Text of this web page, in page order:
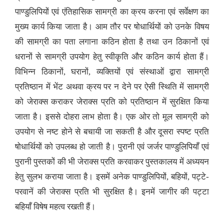
पाण्डुलिपियों एवं एंतिहासिक सामग्री का क्रय करना एवं सर्वेक्षण का
मुख्य कार्य किया जाता है। आम तौर पर षोधार्थियों को उनके विषय
की सामग्री का पता लगाना कठिन होता है तथा उन ठिकानों एवं
धरानों से सामग्री उपयोग हेतु स्वीकृति और कठिन कार्य होता हैं।
विभिन्न ठिकानों, घरानों, व्यक्तियों एवं संस्थाओं द्वारा सामग्री
प्रतिष्ठान में भेंट अथवा क्रय पर न देने पर ऐसी स्थिति में सामग्री
को जेराक्स कराकर जेराक्स प्रति को प्रतिष्ठान में सुरक्षित किया
जाता है। इससे दोहरा लाभ होता है। एक ओर तो मूल सामग्री को
उपयोग से नष्ट होने से बचायी जा सकती है और दूसरा स्पष्ट प्रति
षोधार्थियों को उपलब्ध हो जाती है। पुरानी एवं जर्जर पाण्डुलिपियाँ एवं
पुरानी पुस्तकों की भी जेराक्स प्रति करवाकर पुस्तकालय में अध्ययन
हेतु सुलभ कराया जाता है। इसमें अनेक पाण्डुलिपियों, बहियों, पट्टे-
परवानें की जेराक्स प्रति भी सुरक्षित है। इनमें जागीर की पट्टा
बहियाँ विषेष महत्व रखती हैं।